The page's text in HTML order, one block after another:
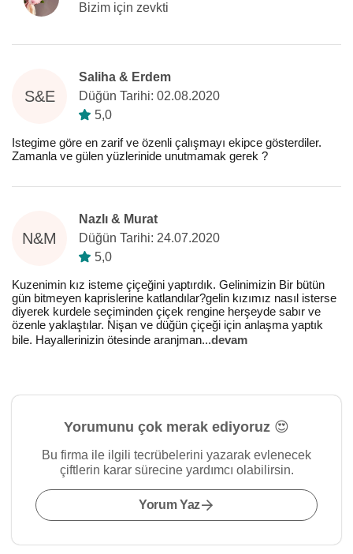
Bizim için zevkti
S&E
Saliha & Erdem
Düğün Tarihi: 02.08.2020
5,0
Istegime göre en zarif ve özenli çalışmayı ekipce gösterdiler.
Zamanla ve gülen yüzlerinide unutmamak gerek ?
N&M
Nazlı & Murat
Düğün Tarihi: 24.07.2020
5,0
Kuzenimin kız isteme çiçeğini yaptırdık. Gelinimizin Bir bütün
gün bitmeyen kaprislerine katlandılar?gelin kızımız nasıl isterse
diyerek kurdele seçiminden çiçek rengine herşeyde sabır ve
özenle yaklaştılar. Nişan ve düğün çiçeği için anlaşma yaptık
bile. Hayallerinizin ötesinde aranjman...devam
Yorumunu çok merak ediyoruz 😍
Bu firma ile ilgili tecrübelerini yazarak evlenecek
çiftlerin karar sürecine yardımcı olabilirsin.
Yorum Yaz